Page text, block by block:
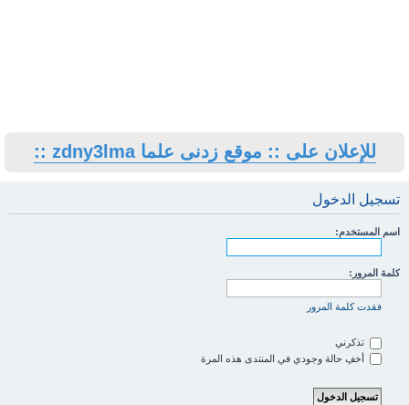
للإعلان على :: موقع زدنى علما zdny3lma ::
تسجيل الدخول
اسم المستخدم:
كلمة المرور:
فقدت كلمة المرور
تذكرني
أخفِ حالة وجودي في المنتدى هذه المرة